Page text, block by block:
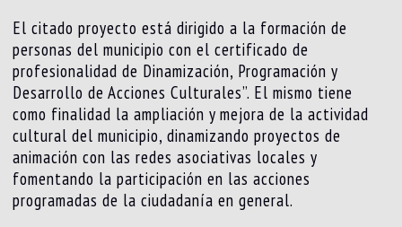
El citado proyecto está dirigido a la formación de
personas del municipio con el certificado de
profesionalidad de Dinamización, Programación y
Desarrollo de Acciones Culturales”. El mismo tiene
como finalidad la ampliación y mejora de la actividad
cultural del municipio, dinamizando proyectos de
animación con las redes asociativas locales y
fomentando la participación en las acciones
programadas de la ciudadanía en general.